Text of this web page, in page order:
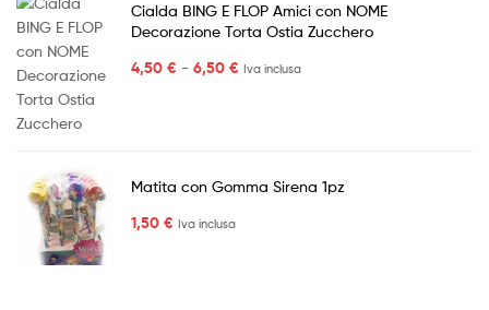
Cialda BING E FLOP Amici con NOME
Decorazione Torta Ostia Zucchero
4,50 € - 6,50 € Fascia
a
Iva inclusa
Matita con Gomma Sirena 1pz
1,50 € Iva inclusa